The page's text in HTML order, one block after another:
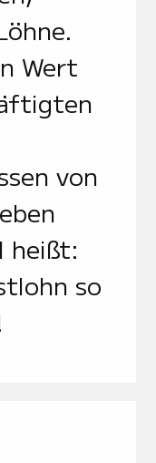
Wert
von
heißt:
so